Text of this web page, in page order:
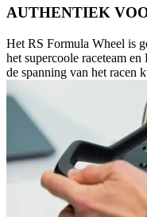
AUTHENTIEK
Het RS Formula Wheel is
het supercoole raceteam
de spanning van het racen